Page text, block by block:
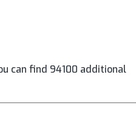
can find 94100 additional